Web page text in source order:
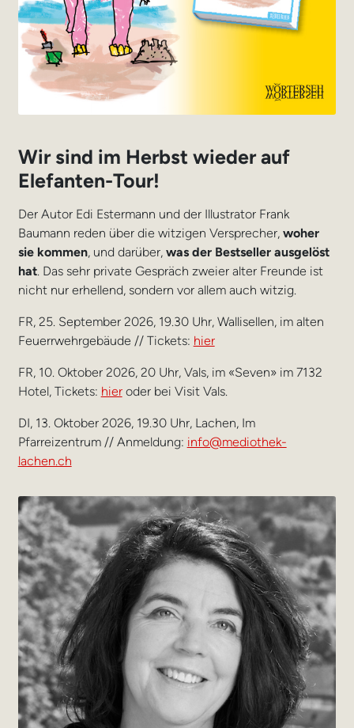
Wir sind im Herbst wieder auf
Elefanten-Tour!
Der Autor Edi Estermann und der Illustrator Frank
Baumann reden über die witzigen Versprecher, woher
sie kommen, und darüber, was der Bestseller ausgelöst
hat. Das sehr private Gespräch zweier alter Freunde ist
nicht nur erhellend, sondern vor allem auch witzig.
FR, 25. September 2026, 19.30 Uhr, Wallisellen, im alten
Feuerrwehrgebäude // Tickets: hier
FR, 10. Oktober 2026, 20 Uhr, Vals, im «Seven» im 7132
Hotel, Tickets: hieroder bei Visit Vals.
DI, 13. Oktober 2026, 19.30 Uhr, Lachen, Im
Pfarreizentrum // Anmeldung: info@mediothek-
lachen.ch